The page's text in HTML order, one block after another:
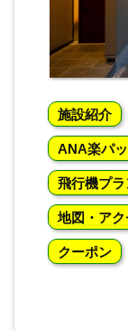
施設紹介
ANA楽パ
飛行機プラ
地図・アク
クーポン